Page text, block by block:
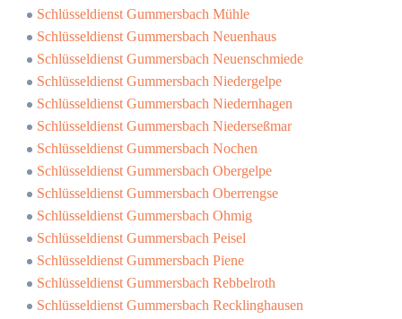
Schlüsseldienst Gummersbach Mühle
Schlüsseldienst Gummersbach Neuenhaus
Schlüsseldienst Gummersbach Neuenschmiede
Schlüsseldienst Gummersbach Niedergelpe
Schlüsseldienst Gummersbach Niedernhagen
Schlüsseldienst Gummersbach Niederseßmar
Schlüsseldienst Gummersbach Nochen
Schlüsseldienst Gummersbach Obergelpe
Schlüsseldienst Gummersbach Oberrengse
Schlüsseldienst Gummersbach Ohmig
Schlüsseldienst Gummersbach Peisel
Schlüsseldienst Gummersbach Piene
Schlüsseldienst Gummersbach Rebbelroth
Schlüsseldienst Gummersbach Recklinghausen